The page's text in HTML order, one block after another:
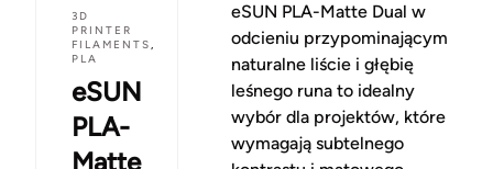
3D
PRINTER
FILAMENTS,
PLA
eSUN
PLA-
Matte
eSUN PLA-Matte Dual w
odcieniu przypominającym
naturalne liście i głębię
leśnego runa to idealny
wybór dla projektów, które
wymagają subtelnego